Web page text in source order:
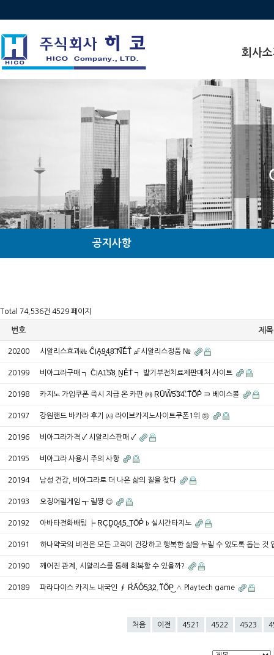
회사
인사말
비전
연혁
수상 · 인
찾아오시
조직도
관계사현
공지사항
Total 74,536건 4529 페이지
번호 제목
20200 시알리스효과㎑ C͒IA̘9̳4̨8͠.N͠ĚT͒ ㎌시알리스정품 №
20199 비아그라구매 ┑ C̏IẠ1̾5̽8̖.N̺E͒T͐ ┑ 발기부전치료제판매처 사이트
20198 카지노 가입쿠폰 즉시 지급 온 카판 ㈘ R̹U᷈W̚5̚3͗4̚.T᷉O͆P͛ ∋ 베이스볼
20197 강원랜드 바카라 후기 ㈔ 라이브카지노사이트쿠폰1위 ㉻
20196 비아그라가격 ✓ 시알리스판매 ✓
20195 비아그라 사용시 주의 사항
20194 남성 건강, 비아그라로 더 나은 삶의 질을 찾다
20193 오징어릴게임 ┱ 릴짱 ◎
20192 아바타전화배팅 ┝ R̹C͔D̬0̳4̻5͢.T̩O᷇P̓ ♭ 실시간타지노
20191 하나약국의 비전은 모든 고객이 건강하고 행복한 삶을 누릴 수 있도록 돕는 것
20190 깨어진 관계, 시알리스를 통해 회복할 수 있을까?
20189 파라다이스 카지노 내국인 ∮ R̕A᷁Ȏ5͈3̟2̤.T᷃O̐P͜ ∧ Playtech game
처음 이전 4521 4522 4523